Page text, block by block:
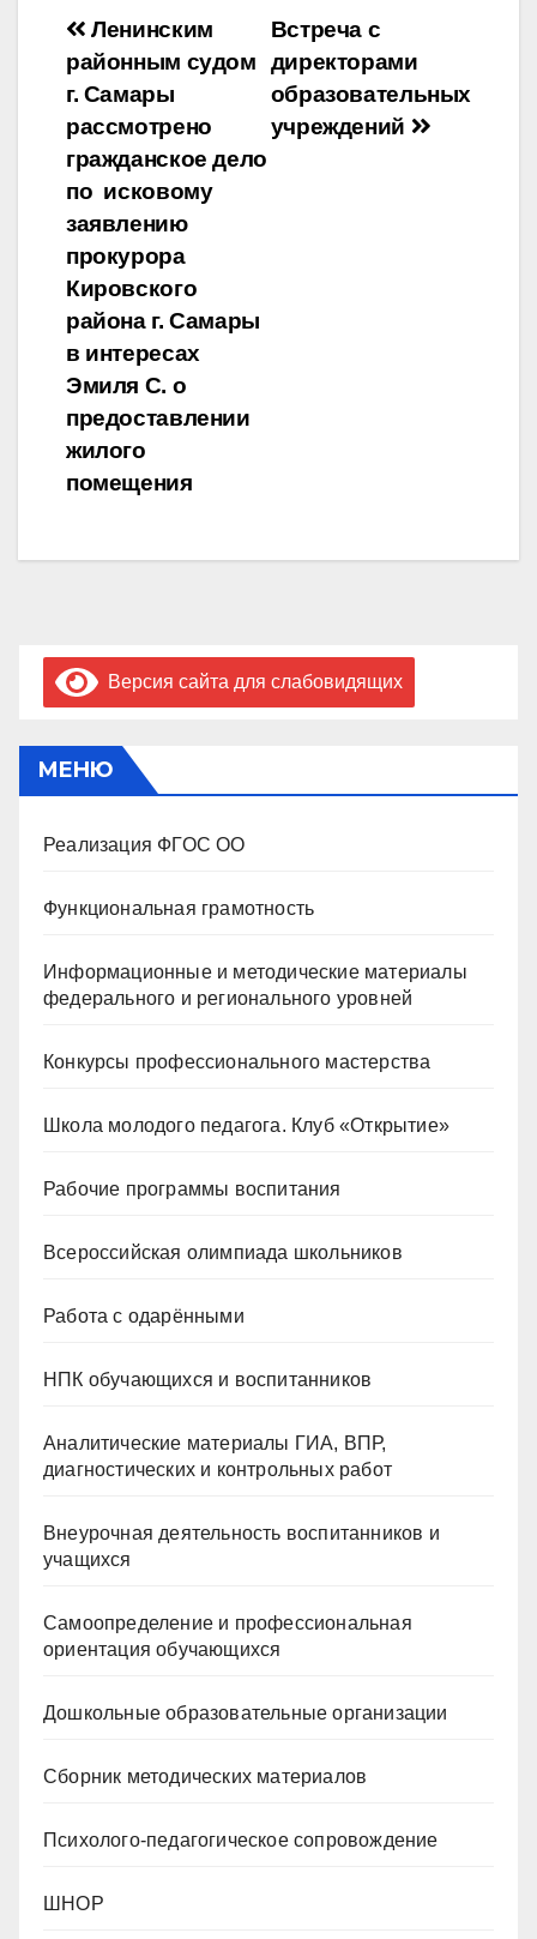
Навигация
по
записям
Встреча с
директорами
образовательных
учреждений
Ленинским
районным судом
г. Самары
рассмотрено
гражданское дело
по исковому
заявлению
прокурора
Кировского
района г. Самары
в интересах
Эмиля С. о
предоставлении
жилого
помещения
Версия сайта для слабовидящих
МЕНЮ
Реализация ФГОС ОО
Функциональная грамотность
Информационные и методические материалы
федерального и регионального уровней
Конкурсы профессионального мастерства
Школа молодого педагога. Клуб «Открытие»
Рабочие программы воспитания
Всероссийская олимпиада школьников
Работа с одарёнными
НПК обучающихся и воспитанников
Аналитические материалы ГИА, ВПР,
диагностических и контрольных работ
Внеурочная деятельность воспитанников и
учащихся
Самоопределение и профессиональная
ориентация обучающихся
Дошкольные образовательные организации
Сборник методических материалов
Психолого-педагогическое сопровождение
ШНОР